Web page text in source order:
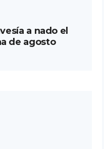
a nado el
de agosto